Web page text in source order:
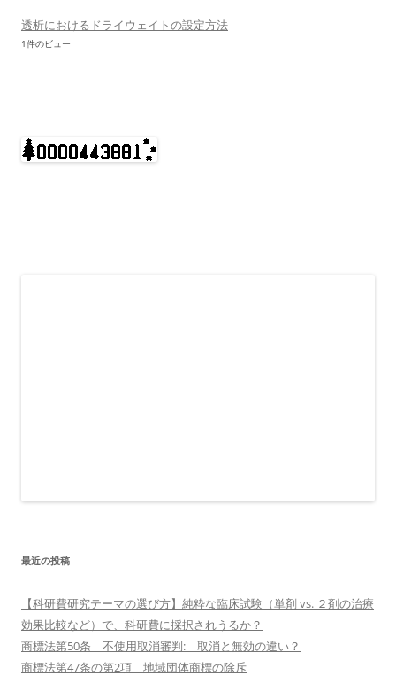
透析におけるドライウェイトの設定方法
1件のビュー
最近の投稿
【科研費研究テーマの選び方】純粋な臨床試験（単剤 vs. ２剤の治療
効果比較など）で、科研費に採択されうるか？
商標法第50条 不使用取消審判: 取消と無効の違い？
商標法第47条の第2項 地域団体商標の除斥